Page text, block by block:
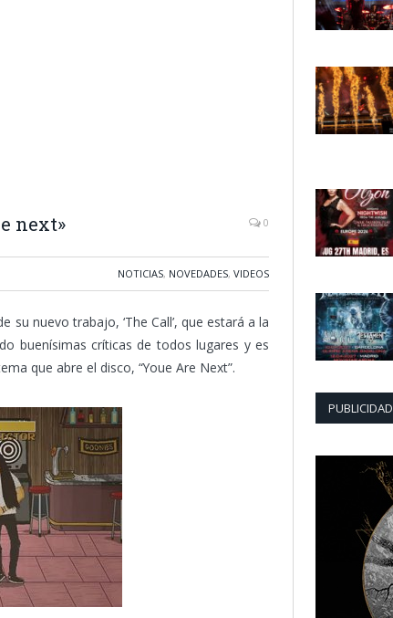
next» 0
NOTICIAS, NOVEDADES, VIDEOS
su nuevo trabajo, ‘The Call’, que estará a la
buenísimas críticas de todos lugares y es
que abre el disco, “Youe Are Next”.
PUBLICIDAD